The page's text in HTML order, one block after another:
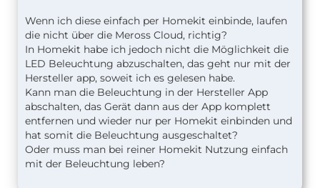
Wenn ich diese einfach per Homekit einbinde, laufen
die nicht über die Meross Cloud, richtig?
In Homekit habe ich jedoch nicht die Möglichkeit die
LED Beleuchtung abzuschalten, das geht nur mit der
Hersteller app, soweit ich es gelesen habe.
Kann man die Beleuchtung in der Hersteller App
abschalten, das Gerät dann aus der App komplett
entfernen und wieder nur per Homekit einbinden und
hat somit die Beleuchtung ausgeschaltet?
Oder muss man bei reiner Homekit Nutzung einfach
mit der Beleuchtung leben?